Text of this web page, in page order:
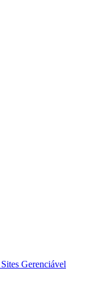
Sites Gerenciável